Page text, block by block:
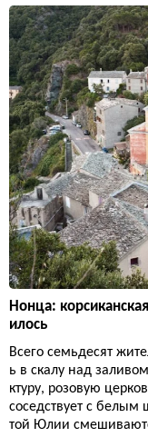
Нонца:
илось
Всего семьдесят
ь в скалу над
ктуру, розовую
соседствует с
той Юлии